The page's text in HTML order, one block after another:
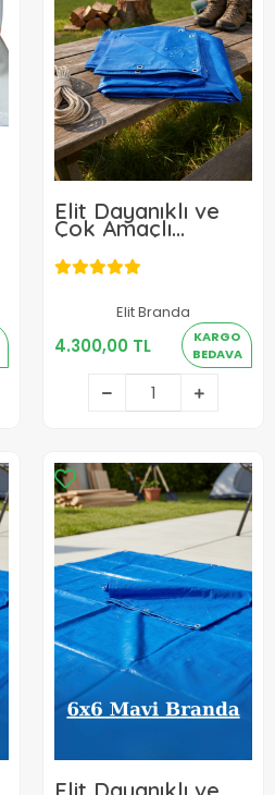
Elit Dayanıklı ve
Çok Amaçlı
Koruma Mavi
Branda 10x10 m
Elit Branda
4.300,00 TL
KARGO
BEDAVA
4.300,00 TL
Sepete Ekle